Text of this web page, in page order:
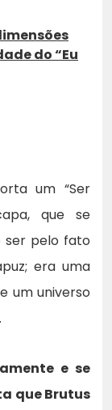
do “Eu
um “Ser
que se
ser pelo fato
era uma
um universo
e se
que Brutus